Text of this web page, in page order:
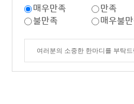
매우만족
만족
불만족
매우불